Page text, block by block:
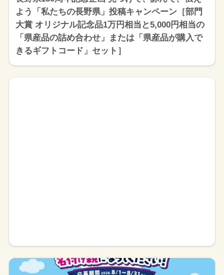
よう「私たちの長野県」投稿キャンペーン［部門
大賞 オリジナル記念品1万円相当と5,000円相当の
「県産品の詰め合わせ」または「県産品が購入で
きるギフトコード」セット］